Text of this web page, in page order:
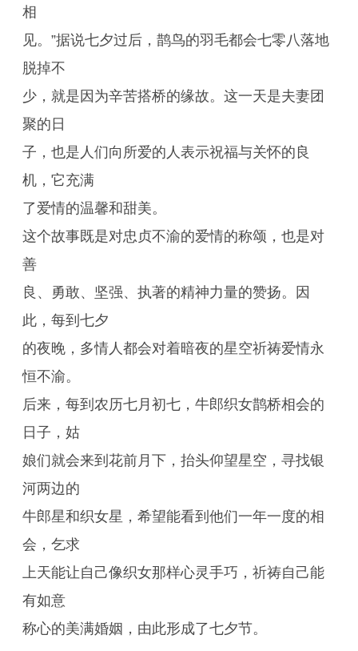
相
见。”据说七夕过后，鹊鸟的羽毛都会七零八落地
脱掉不
少，就是因为辛苦搭桥的缘故。这一天是夫妻团
聚的日
子，也是人们向所爱的人表示祝福与关怀的良
机，它充满
了爱情的温馨和甜美。
这个故事既是对忠贞不渝的爱情的称颂，也是对
善
良、勇敢、坚强、执著的精神力量的赞扬。因
此，每到七夕
的夜晚，多情人都会对着暗夜的星空祈祷爱情永
恒不渝。
后来，每到农历七月初七，牛郎织女鹊桥相会的
日子，姑
娘们就会来到花前月下，抬头仰望星空，寻找银
河两边的
牛郎星和织女星，希望能看到他们一年一度的相
会，乞求
上天能让自己像织女那样心灵手巧，祈祷自己能
有如意
称心的美满婚姻，由此形成了七夕节。